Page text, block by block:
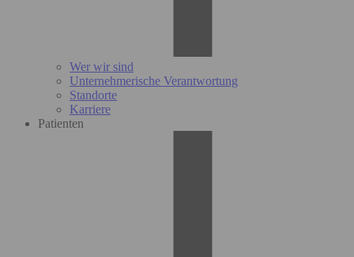
Wer wir sind
Unternehmerische Verantwortung
Standorte
Karriere
Patienten